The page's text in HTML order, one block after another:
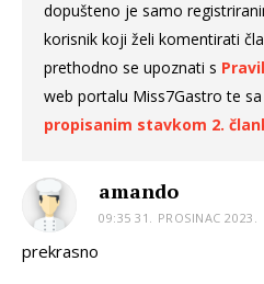
dopušteno je samo
korisnik koji želi komentirati
prethodno se upoznati s
web portalu Miss7Gastro te sa
propisanim stavkom 2.
amando
09:35 31. PROSINAC 2023.
prekrasno